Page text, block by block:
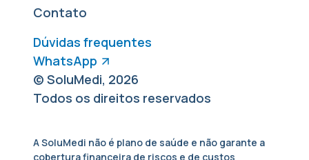
Contato
Dúvidas frequentes
WhatsApp
© SoluMedi, 2026
Todos os direitos reservados
A SoluMedi não é plano de saúde e não garante a
cobertura financeira de riscos e de custos